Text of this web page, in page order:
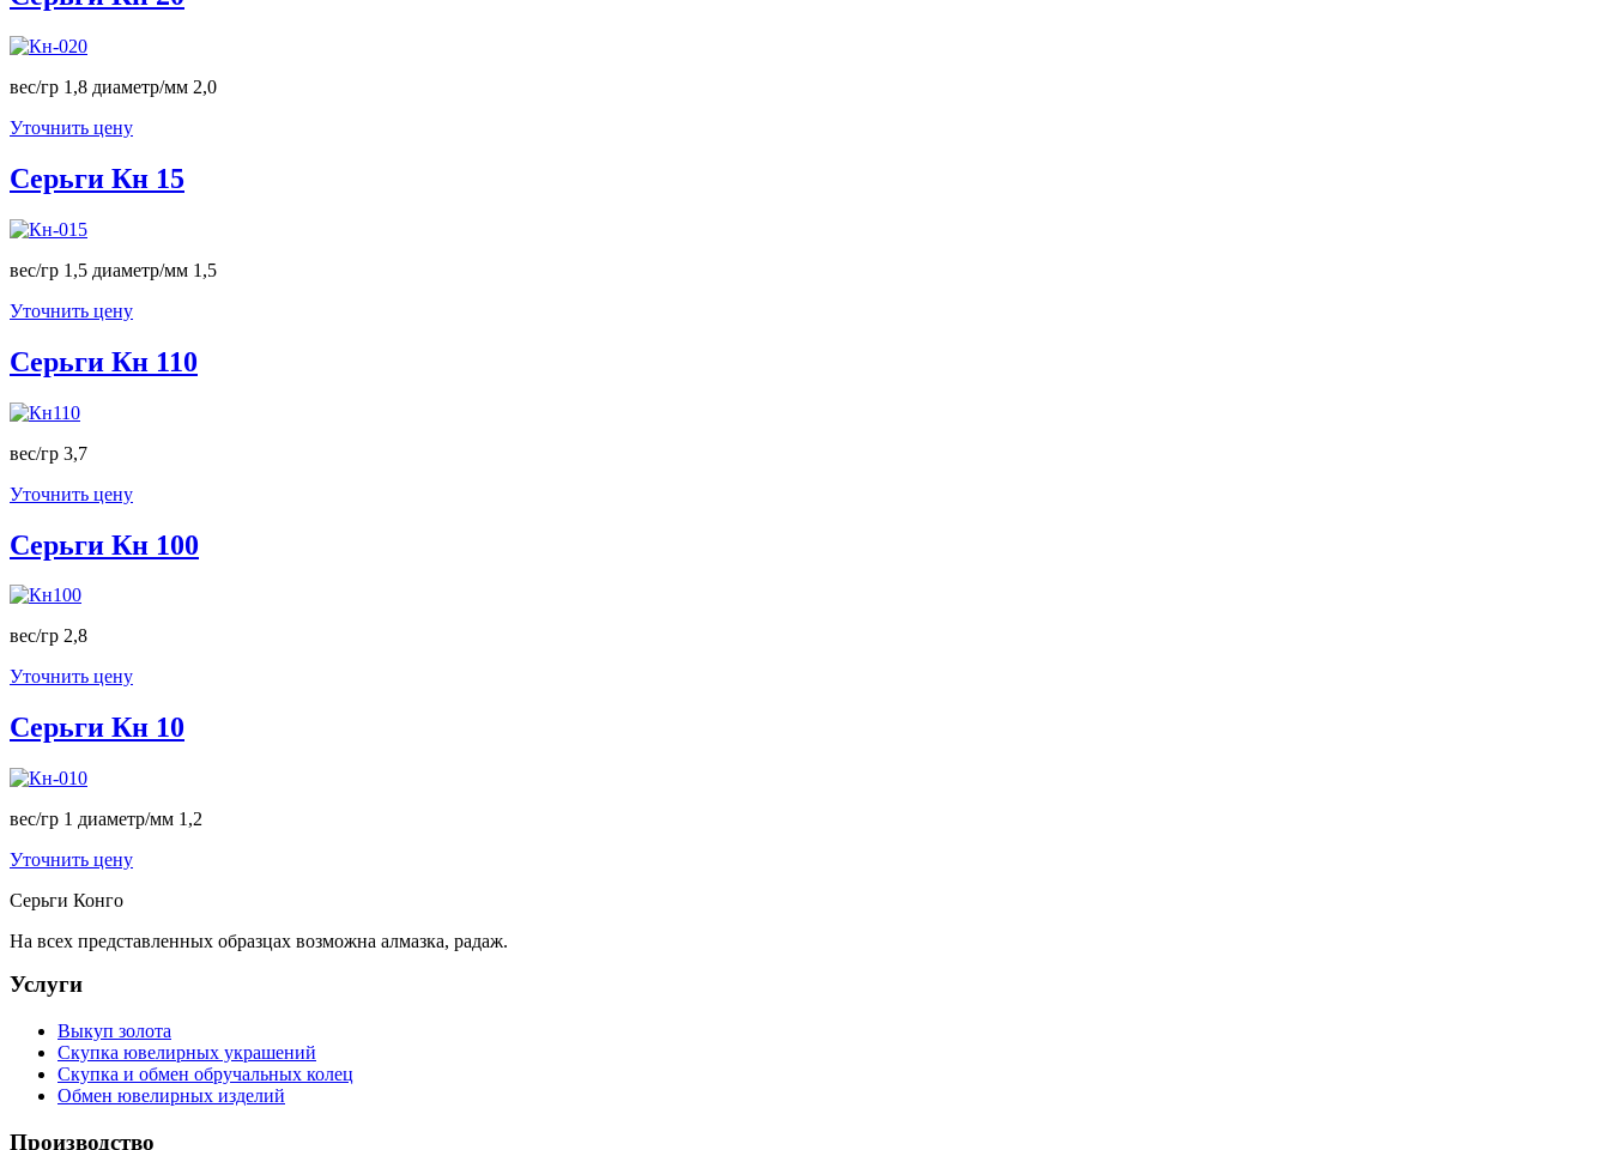
вес/гр 1,8 диаметр/мм 2,0
Уточнить цену
Серьги Кн 15
вес/гр 1,5 диаметр/мм 1,5
Уточнить цену
Серьги Кн 110
вес/гр 3,7
Уточнить цену
Серьги Кн 100
вес/гр 2,8
Уточнить цену
Серьги Кн 10
вес/гр 1 диаметр/мм 1,2
Уточнить цену
Серьги Конго
На всех представленных образцах возможна алмазка, радаж.
Услуги
Выкуп золота
Скупка ювелирных украшений
Скупка и обмен обручальных колец
Обмен ювелирных изделий
Производство